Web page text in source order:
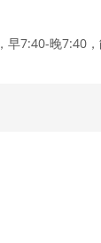
早7:40-晚7:40